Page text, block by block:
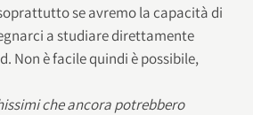
se avremo la capacità di
a studiare direttamente
Non è facile quindi è possibile,
che ancora potrebbero